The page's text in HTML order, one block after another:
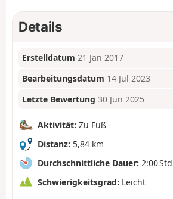
Details
Erstelldatum 21 Jan 2017
Bearbeitungsdatum 14 Jul 2023
Letzte Bewertung 30 Jun 2025
Aktivität: Zu Fuß
Distanz: 5,84 km
Durchschnittliche Dauer: 2:00
Schwierigkeitsgrad: Leicht